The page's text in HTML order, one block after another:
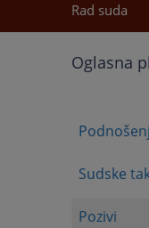
Rad suda
Oglasna
Sudske
Pozivi